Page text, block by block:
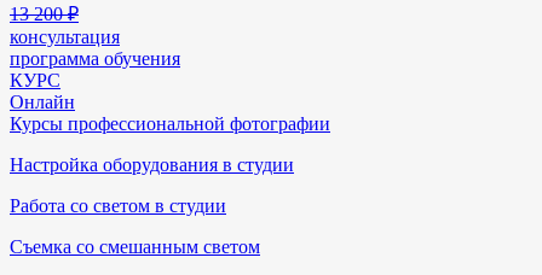
13 200 ₽
консультация
программа обучения
КУРС
Онлайн
Курсы профессиональной фотографии
Настройка оборудования в студии
Работа со светом в студии
Съемка со смешанным светом